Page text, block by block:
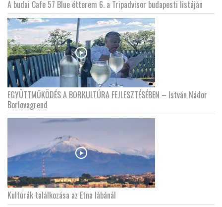
A budai Cafe 57 Blue étterem 6. a Tripadvisor budapesti listáján
EGYÜTTMŰKÖDÉS A BORKULTÚRA FEJLESZTÉSÉBEN – István Nádor
Borlovagrend
Kultúrák találkozása az Etna lábánál